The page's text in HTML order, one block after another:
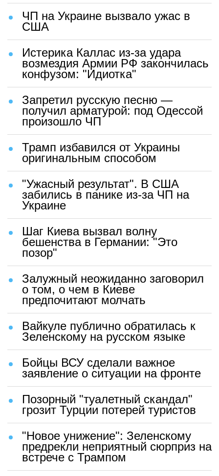
ЧП на Украине вызвало ужас в
США
Истерика Каллас из-за удара
возмездия Армии РФ закончилась
конфузом: "Идиотка"
Запретил русскую песню —
получил арматурой: под Одессой
произошло ЧП
Трамп избавился от Украины
оригинальным способом
"Ужасный результат". В США
забились в панике из-за ЧП на
Украине
Шаг Киева вызвал волну
бешенства в Германии: "Это
позор"
Залужный неожиданно заговорил
о том, о чем в Киеве
предпочитают молчать
Вайкуле публично обратилась к
Зеленскому на русском языке
Бойцы ВСУ сделали важное
заявление о ситуации на фронте
Позорный "туалетный скандал"
грозит Турции потерей туристов
"Новое унижение": Зеленскому
предрекли неприятный сюрприз на
встрече с Трампом